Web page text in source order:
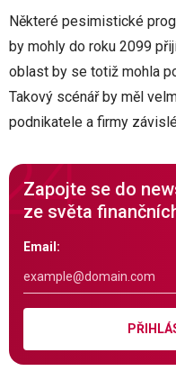
Některé pesimistické
by mohly do roku 2099
oblast by se totiž mohla
Takový scénář by měl
podnikatele a firmy
Zapojte se do
ze světa
Email: